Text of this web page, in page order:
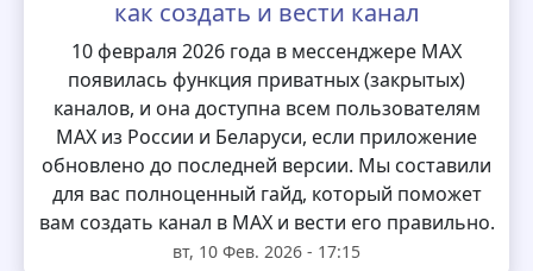
как создать и вести канал
10 февраля 2026 года в мессенджере MAX
появилась функция приватных (закрытых)
каналов, и она доступна всем пользователям
MAX из России и Беларуси, если приложение
обновлено до последней версии. Мы составили
для вас полноценный гайд, который поможет
вам создать канал в MAX и вести его правильно.
вт, 10 Фев. 2026 - 17:15